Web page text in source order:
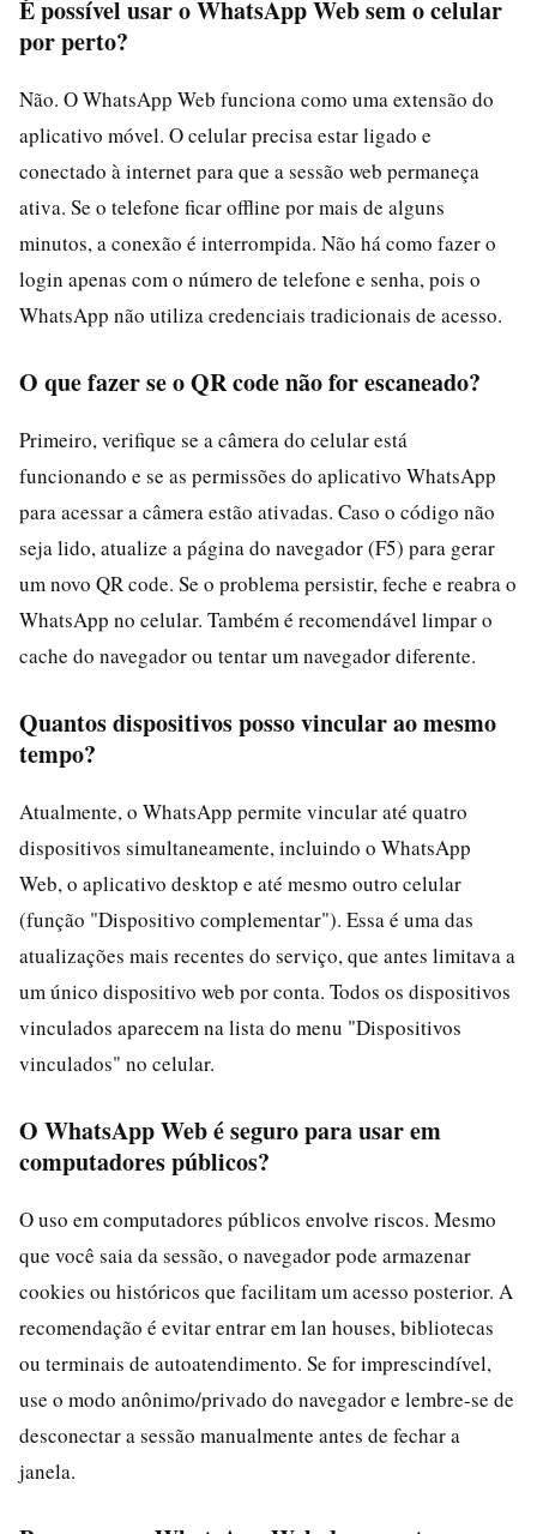
É possível usar o WhatsApp Web sem o celular
por perto?
Não. O WhatsApp Web funciona como uma extensão do
aplicativo móvel. O celular precisa estar ligado e
conectado à internet para que a sessão web permaneça
ativa. Se o telefone ficar offline por mais de alguns
minutos, a conexão é interrompida. Não há como fazer o
login apenas com o número de telefone e senha, pois o
WhatsApp não utiliza credenciais tradicionais de acesso.
O que fazer se o QR code não for escaneado?
Primeiro, verifique se a câmera do celular está
funcionando e se as permissões do aplicativo WhatsApp
para acessar a câmera estão ativadas. Caso o código não
seja lido, atualize a página do navegador (F5) para gerar
um novo QR code. Se o problema persistir, feche e reabra o
WhatsApp no celular. Também é recomendável limpar o
cache do navegador ou tentar um navegador diferente.
Quantos dispositivos posso vincular ao mesmo
tempo?
Atualmente, o WhatsApp permite vincular até quatro
dispositivos simultaneamente, incluindo o WhatsApp
Web, o aplicativo desktop e até mesmo outro celular
(função "Dispositivo complementar"). Essa é uma das
atualizações mais recentes do serviço, que antes limitava a
um único dispositivo web por conta. Todos os dispositivos
vinculados aparecem na lista do menu "Dispositivos
vinculados" no celular.
O WhatsApp Web é seguro para usar em
computadores públicos?
O uso em computadores públicos envolve riscos. Mesmo
que você saia da sessão, o navegador pode armazenar
cookies ou históricos que facilitam um acesso posterior. A
recomendação é evitar entrar em lan houses, bibliotecas
ou terminais de autoatendimento. Se for imprescindível,
use o modo anônimo/privado do navegador e lembre-se de
desconectar a sessão manualmente antes de fechar a
janela.